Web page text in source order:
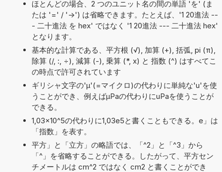
ほとんどの場合、2 つのユニット名の間の単語 'を' (ま
たは '=' / '->') は省略できます。たとえば、'1 20進法 --
- 二十進法 を hex' ではなく '1 20進法 --- 二十進法 hex'
となります。
基本的な計算である、平方根 (√), 加算 (+), 括弧, pi (π),
除算 (/, :, ÷), 減算 (-), 乗算 (*, x) と 指数 (^) はすべてこ
の時点で許可されています
ギリシャ文字の'μ'(=マイクロ)の代わりに単純な'u'を使
うことができ、例えばµPaの代わりにuPaを使うことが
できる。
1,03×10^5の代わりに1,03e5と書くこともできる。e」は
「指数」を表す。
平方」と「立方」の略語では、「^2」と「^3」から
「^」を省略することができる。したがって、平方セン
チメートルは cm^2 ではなく cm2 と書くことができ